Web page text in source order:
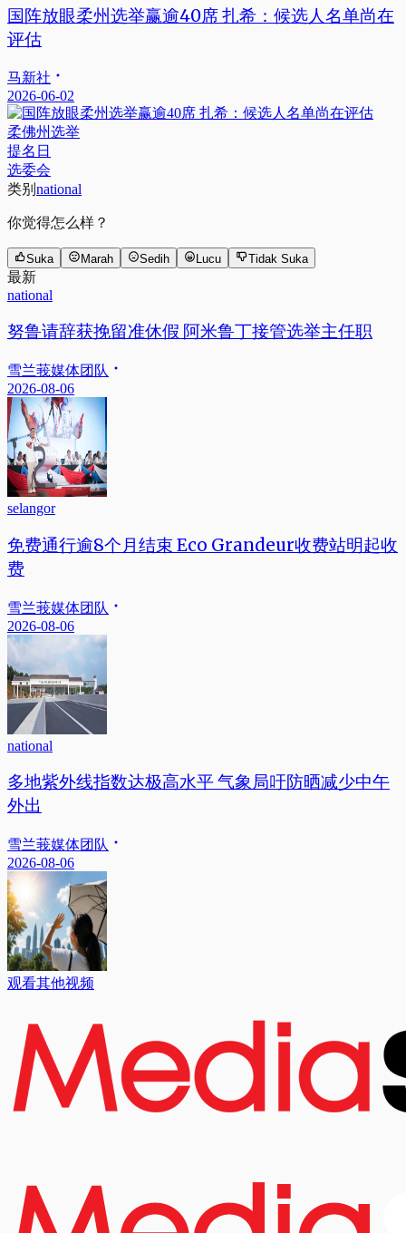
国阵放眼柔州选举赢逾40席 扎希：候选人名单尚在
评估
马新社
2026-06-02
柔佛州选举
提名日
选委会
类别 national
你觉得怎么样？
Suka Marah Sedih Lucu Tidak Suka
最新
national
努鲁请辞获挽留准休假 阿米鲁丁接管选举主任职
雪兰莪媒体团队
2026-08-06
selangor
免费通行逾8个月结束 Eco Grandeur收费站明起收
费
雪兰莪媒体团队
2026-08-06
national
多地紫外线指数达极高水平 气象局吁防晒减少中午
外出
雪兰莪媒体团队
2026-08-06
观看其他视频